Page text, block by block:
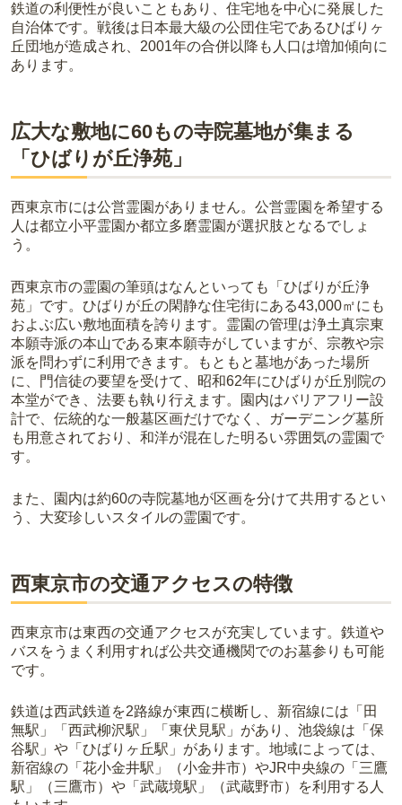
積もりを取るまで確定しません。
現地見学では、担当者に「提示金額以外にかかる費用はないか」を
必ず確認することをおすすめします。
現地への見学が難しい場合は、資料請求でも各霊園の詳しい料金案
鉄道の利便性が良いこともあり、住宅地を中心に発展した
自治体です。戦後は日本最大級の公団住宅であるひばりヶ
丘団地が造成され、2001年の合併以降も人口は増加傾向に
あります。
広大な敷地に60もの寺院墓地が集まる
「ひばりが丘浄苑」
西東京市には公営霊園がありません。公営霊園を希望する
人は都立小平霊園か都立多磨霊園が選択肢となるでしょ
う。
西東京市の霊園の筆頭はなんといっても「ひばりが丘浄
苑」です。ひばりが丘の閑静な住宅街にある43,000㎡にも
およぶ広い敷地面積を誇ります。霊園の管理は浄土真宗東
本願寺派の本山である東本願寺がしていますが、宗教や宗
派を問わずに利用できます。もともと墓地があった場所
に、門信徒の要望を受けて、昭和62年にひばりが丘別院の
本堂ができ、法要も執り行えます。園内はバリアフリー設
計で、伝統的な一般墓区画だけでなく、ガーデニング墓所
も用意されており、和洋が混在した明るい雰囲気の霊園で
す。
また、園内は約60の寺院墓地が区画を分けて共用するとい
う、大変珍しいスタイルの霊園です。
西東京市の交通アクセスの特徴
西東京市は東西の交通アクセスが充実しています。鉄道や
バスをうまく利用すれば公共交通機関でのお墓参りも可能
です。
鉄道は西武鉄道を2路線が東西に横断し、新宿線には「田
無駅」「西武柳沢駅」「東伏見駅」があり、池袋線は「保
谷駅」や「ひばりヶ丘駅」があります。地域によっては、
新宿線の「花小金井駅」（小金井市）やJR中央線の「三鷹
駅」（三鷹市）や「武蔵境駅」（武蔵野市）を利用する人